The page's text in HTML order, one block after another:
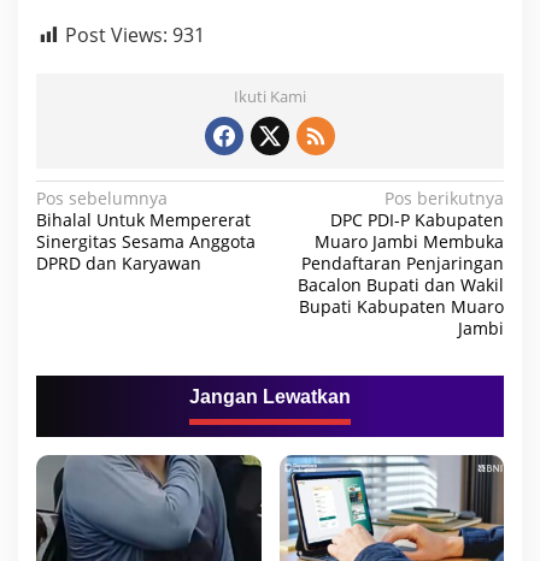
Post Views: 931
Ikuti Kami
N
a
v
a
i
p
o
s
Pos sebelumnya
Bihalal Untuk Mempererat
Sinergitas Sesama Anggota
DPRD dan Karyawan
Pos berikutnya
DPC PDI-P Kabupaten
Muaro Jambi Membuka
Pendaftaran Penjaringan
Bacalon Bupati dan Wakil
Bupati Kabupaten Muaro
Jambi
Jangan Lewatkan